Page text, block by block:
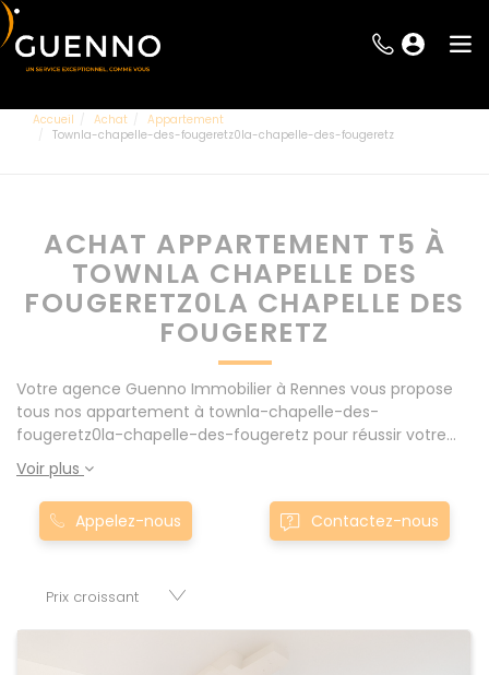
Accueil Achat
Appartement
Townla-chapelle-des-fougeretz0la-chapelle-des-fougeretz
ACHAT APPARTEMENT T5 À
TOWNLA CHAPELLE DES
FOUGERETZ0LA CHAPELLE DES
FOUGERETZ
Votre agence Guenno Immobilier à Rennes vous propose
tous nos appartement à townla-chapelle-des-
fougeretz0la-chapelle-des-fougeretz pour réussir votre
projet immobilier d' achat. Consultez l'ensemble de nos
offres à Rennes mais également aux alentours : Le Rheu,
Pacé, Montgermont... Nos appartement T5 à townla-
chapelle-des-fougeretz0la-chapelle-des-fougeretz sont
mettons à votre disposition parkings, cessions de baux,
Voir plus
Appelez-nous Contactez-nous